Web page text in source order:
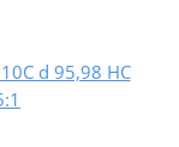
d 95,98 HC